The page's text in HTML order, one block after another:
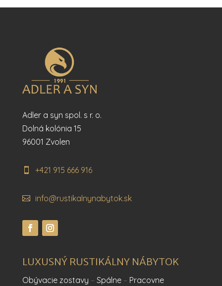
Adler a syn spol. s r. o.
Dolná kolónia 15
96001 Zvolen
+421 915 666 916
info@rustikalnynabytok.sk
LUXUSNÝ RUSTIKÁLNY NÁBYTOK
Obývacie zostavy – Spálne– Pracovne